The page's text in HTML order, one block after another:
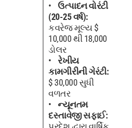
ઉત્પાદન વોરંટી
(20-25 વર્ષ):
કવરેજ મૂલ્ય $
10,000 થી 18,000
ડોલર
રેખીય
કામગીરીની ગેરંટી:
$ 30,000 સુધી
વળતર
ન્યૂનતમ
દસ્તાવેજી સફાઈ: